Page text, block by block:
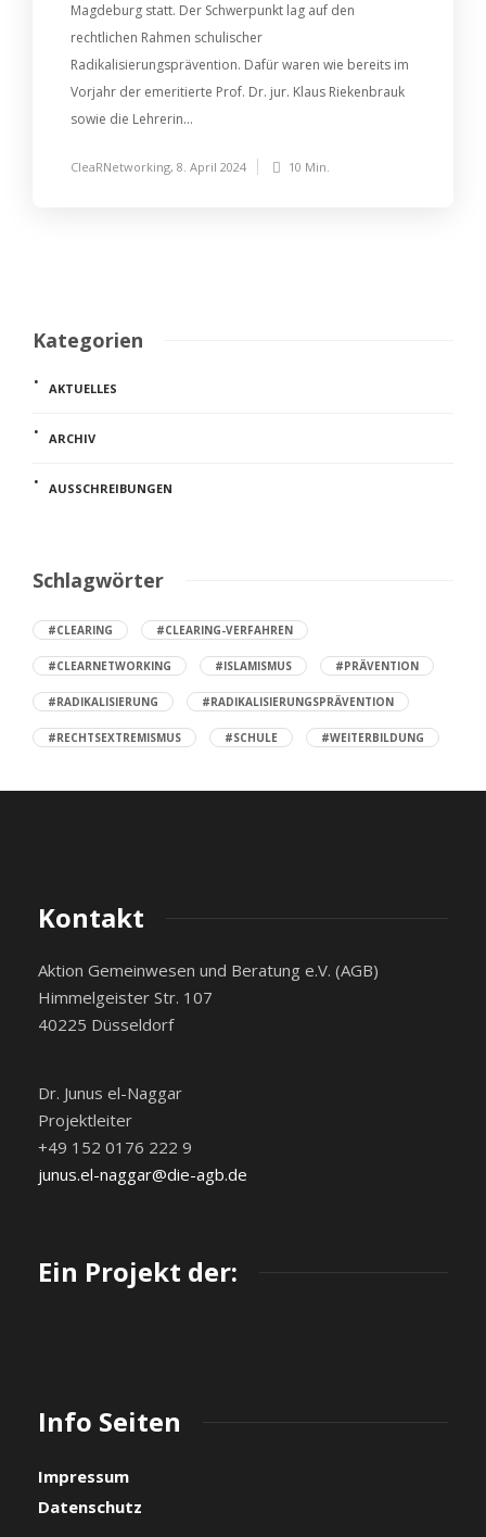
Magdeburg statt. Der Schwerpunkt lag auf den
rechtlichen Rahmen schulischer
Radikalisierungsprävention. Dafür waren wie bereits im
Vorjahr der emeritierte Prof. Dr. jur. Klaus Riekenbrauk
sowie die Lehrerin...
CleaRNetworking, 8. April 2024 10 Min.
Kategorien
AKTUELLES
ARCHIV
AUSSCHREIBUNGEN
Schlagwörter
#CLEARING #CLEARING-VERFAHREN
#CLEARNETWORKING #ISLAMISMUS #PRÄVENTION
#RADIKALISIERUNG #RADIKALISIERUNGSPRÄVENTION
#RECHTSEXTREMISMUS #SCHULE #WEITERBILDUNG
Kontakt
Aktion Gemeinwesen und Beratung e.V. (AGB)
Himmelgeister Str. 107
40225 Düsseldorf
Dr. Junus el-Naggar
Projektleiter
+49 152 0176 222 9
junus.el-naggar@die-agb.de
Ein Projekt der:
Info Seiten
Impressum
Datenschutz